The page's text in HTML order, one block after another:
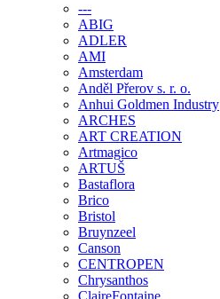
---
ABIG
ADLER
AMI
Amsterdam
Anděl Přerov s. r. o.
Anhui Goldmen Industry
ARCHES
ART CREATION
Artmagico
ARTUŠ
Bastaflora
Brico
Bristol
Bruynzeel
Canson
CENTROPEN
Chrysanthos
ClaireFontaine